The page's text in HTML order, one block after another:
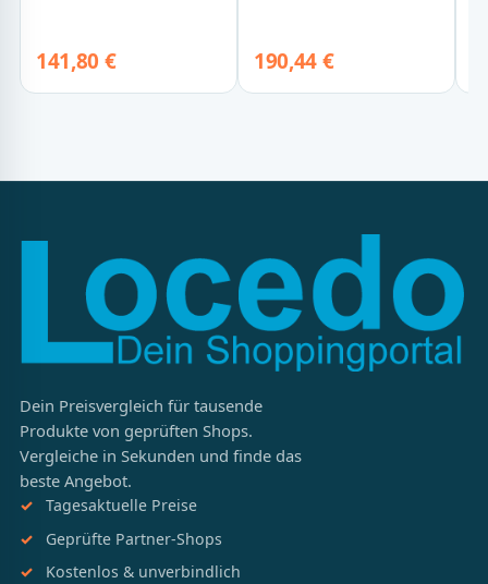
141,80 € 190,44 €
Dein Preisvergleich für tausende
Produkte von geprüften Shops.
Vergleiche in Sekunden und finde das
beste Angebot.
Tagesaktuelle Preise
Geprüfte Partner-Shops
Kostenlos & unverbindlich